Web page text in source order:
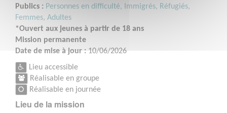
Publics : Personnes en difficulté,
Immigrés, Réfugiés,
Femmes, Adultes
*Ouvert aux jeunes à partir de 18 ans
Mission permanente
Date de mise à jour : 10/06/2026
Lieu accessible
Réalisable en groupe
Réalisable en journée
Lieu de la mission